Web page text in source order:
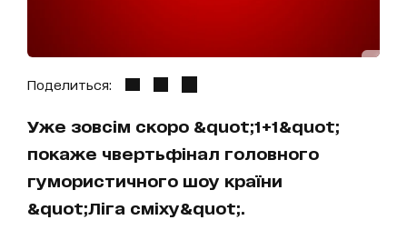
Поделиться:
Уже зовсім скоро &quot;1+1&quot;
покаже чвертьфінал головного
гумористичного шоу країни
&quot;Ліга сміху&quot;.